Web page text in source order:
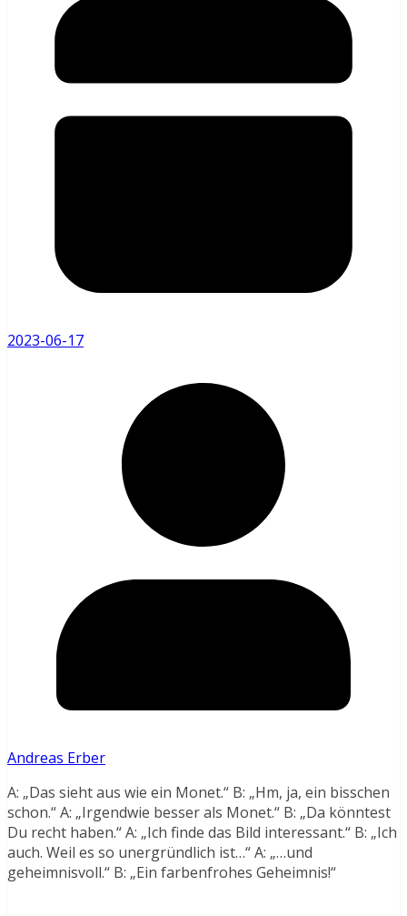
2023-06-17
Andreas Erber
A: „Das sieht aus wie ein Monet.“ B: „Hm, ja, ein bisschen
schon.“ A: „Irgendwie besser als Monet.“ B: „Da könntest
Du recht haben.“ A: „Ich finde das Bild interessant.“ B: „Ich
auch. Weil es so unergründlich ist…“ A: „…und
geheimnisvoll.“ B: „Ein farbenfrohes Geheimnis!“